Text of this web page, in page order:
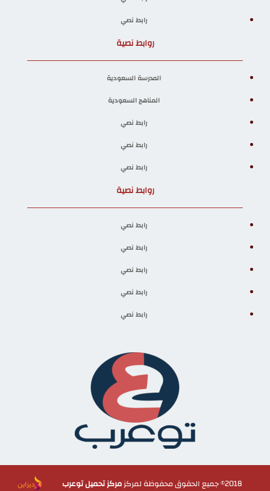
رابط نصي
روابط نصية
المدرسة السعودية
المناهج السعودية
رابط نصي
رابط نصي
رابط نصي
روابط نصية
رابط نصي
رابط نصي
رابط نصي
رابط نصي
رابط نصي
2018© جميع الحقوق محفوظة لمركز مركز تحميل توعرب